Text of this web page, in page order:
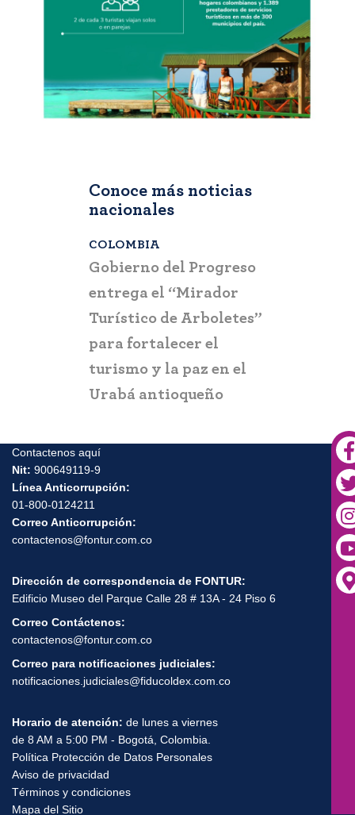
Conoce más noticias
nacionales
COLOMBIA
Gobierno del Progreso
entrega el “Mirador
Turístico de Arboletes”
para fortalecer el
turismo y la paz en el
Urabá antioqueño
Contactenos aquí
Nit: 900649119-9
Línea Anticorrupción:
01-800-0124211
Correo Anticorrupción:
contactenos@fontur.com.co
Dirección de correspondencia de FONTUR:
Edificio Museo del Parque Calle 28 # 13A - 24 Piso 6
Correo Contáctenos:
contactenos@fontur.com.co
Correo para notificaciones judiciales:
notificaciones.judiciales@fiducoldex.com.co
Horario de atención: de lunes a viernes
de 8 AM a 5:00 PM - Bogotá, Colombia.
Política Protección de Datos Personales
Aviso de privacidad
Términos y condiciones
Mapa del Sitio